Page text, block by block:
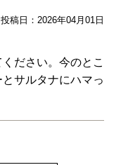
投稿日： 2026年04月01日
ださい。今のとこ
サルタナにハマっ